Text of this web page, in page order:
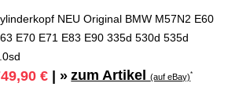
NEU Original BMW M57N2 E60
E70 E71 E83 E90 335d 530d 535d
€ | » zum Artikel(auf eBay)*